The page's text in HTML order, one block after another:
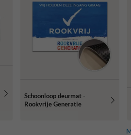
Schoonloop deurmat -
Rookvrije Generatie